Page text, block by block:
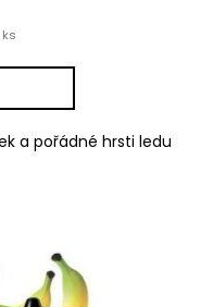
a pořádné hrsti ledu